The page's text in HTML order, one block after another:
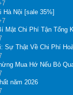
Hà Nội [sale 35%]
Mật Chi Phí Tận Tổng
Sự Thật Về Chi Phí
Mua Hớ Nếu Bỏ
năm 2026